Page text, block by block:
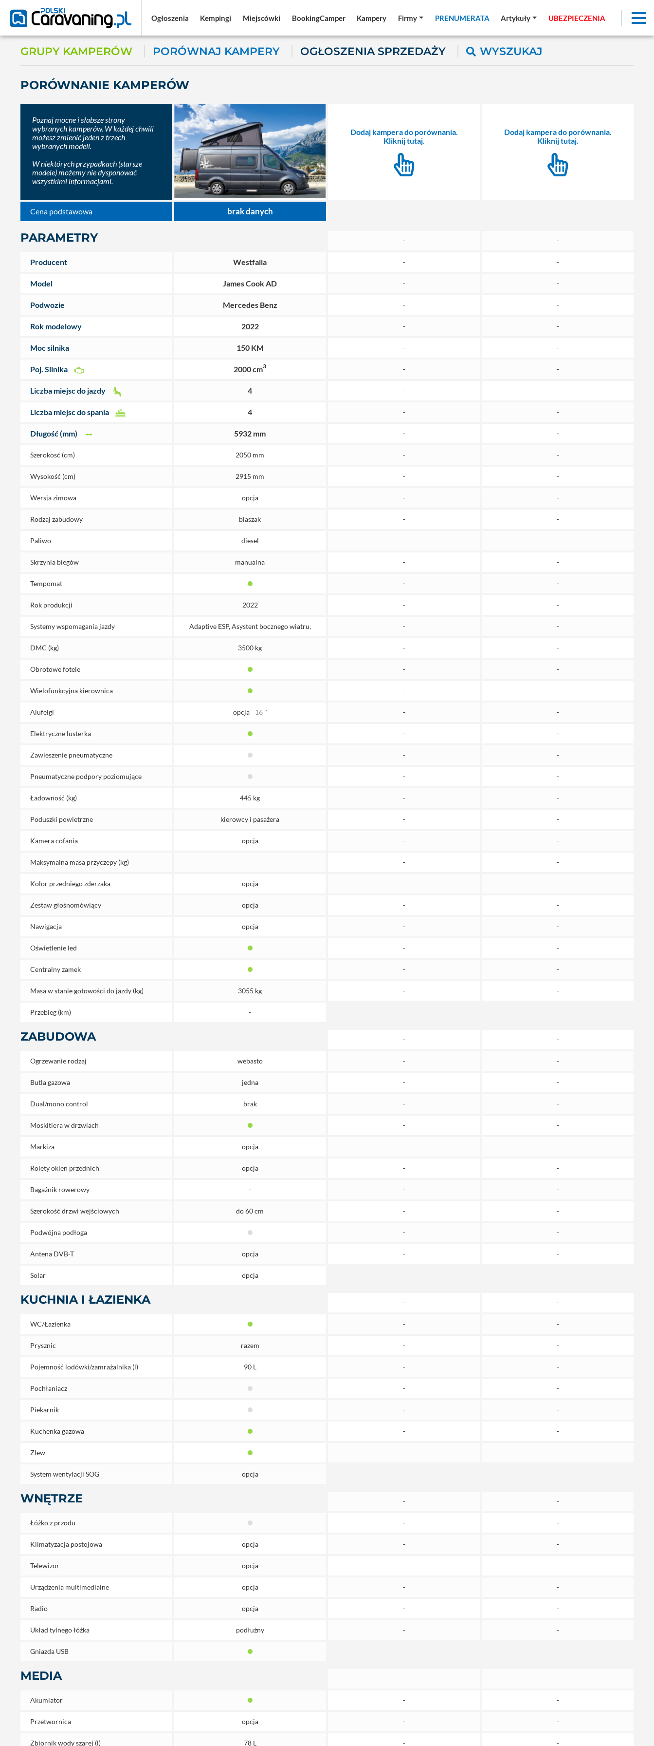
Ogłoszenia Kempingi Miejscówki BookingCamper Kampery Firmy PRENUMERATA Artykuły UBEZPIECZENIA
GRUPY KAMPERÓW PORÓWNAJ KAMPERY OGŁOSZENIA SPRZEDAŻY WYSZUKAJ
PORÓWNANIE KAMPERÓW
Poznaj mocne i słabsze strony
wybranych kamperów. W każdej chwili
możesz zmienić jeden z trzech
wybranych modeli.
W niektórych przypadkach (starsze
modele) możemy nie dysponować
wszystkimi informacjami.
Dodaj kampera do porównania.
Kliknij tutaj.
Dodaj kampera do porównania.
Kliknij tutaj.
Cena podstawowa
PARAMETRY
Producent
Model
Podwozie
Rok modelowy
Moc silnika
Poj. Silnika
Liczba miejsc do jazdy
Liczba miejsc do spania
Długość (mm)
Szerokosć (cm)
Wysokość (cm)
Wersja zimowa
Rodzaj zabudowy
Paliwo
Skrzynia biegów
Tempomat
Rok produkcji
Systemy wspomagania jazdy
DMC (kg)
Obrotowe fotele
Wielofunkcyjna kierownica
Alufelgi
Elektryczne lusterka
Zawieszenie pneumatyczne
Pneumatyczne podpory poziomujące
Ładowność (kg)
Poduszki powietrzne
Kamera cofania
Maksymalna masa przyczepy (kg)
Kolor przedniego zderzaka
Zestaw głośnomówiący
Nawigacja
Oświetlenie led
Centralny zamek
Masa w stanie gotowości do jazdy (kg)
Przebieg (km)
ZABUDOWA
Ogrzewanie rodzaj
Butla gazowa
Dual/mono control
Moskitiera w drzwiach
Markiza
Rolety okien przednich
Bagażnik rowerowy
Szerokość drzwi wejściowych
Podwójna podłoga
Antena DVB-T
Solar
KUCHNIA I ŁAZIENKA
WC/Łazienka
Prysznic
Pojemność lodówki/zamrażalnika (l)
Pochłaniacz
Piekarnik
Kuchenka gazowa
Zlew
System wentylacji SOG
WNĘTRZE
Łóżko z przodu
Klimatyzacja postojowa
Telewizor
Urządzenia multimedialne
Radio
Układ tylnego łóżka
Gniazda USB
MEDIA
Akumlator
Przetwornica
Zbiornik wody szarej (l)
brak danych
Westfalia
James Cook AD
Mercedes Benz
2022
150 KM
2000 cm3
4
4
5932 mm
2050 mm
2915 mm
opcja
blaszak
diesel
manualna
2022
Adaptive ESP, Asystent bocznego wiatru,
Asystent ruszania pod górę, Bezkluczykowy
start, Asystent świateł
3500 kg
opcja 16 ''
445 kg
kierowcy i pasażera
opcja
opcja
opcja
opcja
3055 kg
-
webasto
jedna
brak
opcja
opcja
-
do 60 cm
opcja
opcja
razem
90 L
opcja
opcja
opcja
opcja
opcja
podłużny
opcja
78 L
-
-
-
-
-
-
-
-
-
-
-
-
-
-
-
-
-
-
-
-
-
-
-
-
-
-
-
-
-
-
-
-
-
-
-
-
-
-
-
-
-
-
-
-
-
-
-
-
-
-
-
-
-
-
-
-
-
-
-
-
-
-
-
-
-
-
-
-
-
-
-
-
-
-
-
-
-
-
-
-
-
-
-
-
-
-
-
-
-
-
-
-
-
-
-
-
-
-
-
-
-
-
-
-
-
-
-
-
-
-
-
-
-
-
-
-
-
-
-
-
-
-
-
-
-
-
-
-
-
-
-
-
Ogłoszenia Kempingi Miejscówki BookingCamper Kampery Firmy PRENUMERATA Artykuły UBEZPIECZENIA